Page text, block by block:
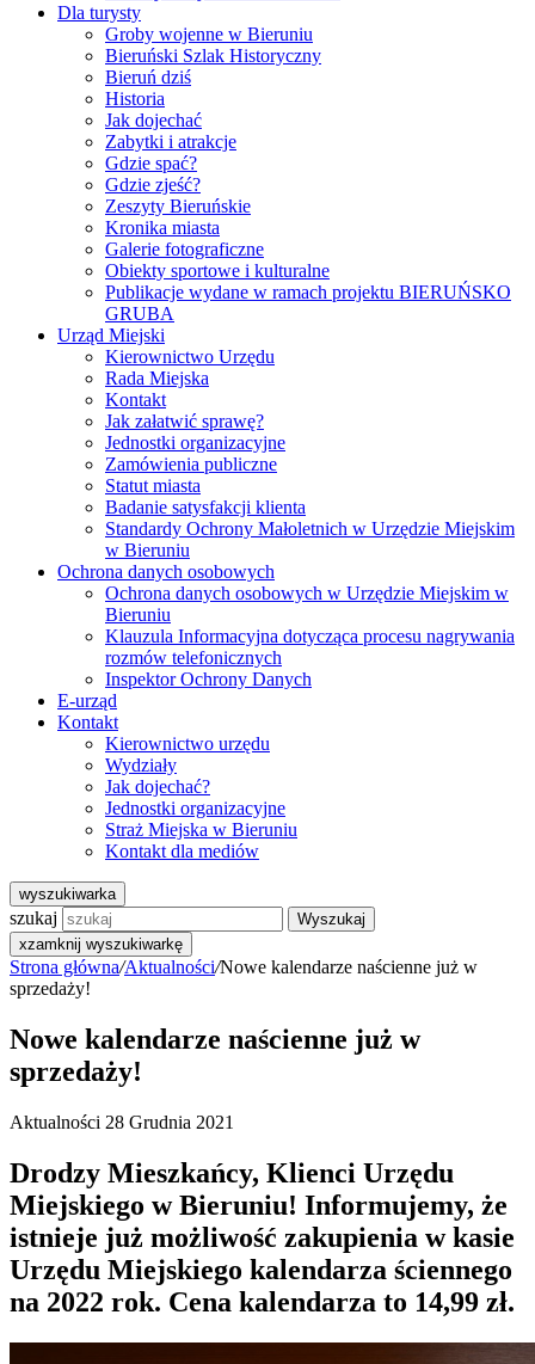
Dla turysty
Groby wojenne w Bieruniu
Bieruński Szlak Historyczny
Bieruń dziś
Historia
Jak dojechać
Zabytki i atrakcje
Gdzie spać?
Gdzie zjeść?
Zeszyty Bieruńskie
Kronika miasta
Galerie fotograficzne
Obiekty sportowe i kulturalne
Publikacje wydane w ramach projektu BIERUŃSKO
GRUBA
Urząd Miejski
Kierownictwo Urzędu
Rada Miejska
Kontakt
Jak załatwić sprawę?
Jednostki organizacyjne
Zamówienia publiczne
Statut miasta
Badanie satysfakcji klienta
Standardy Ochrony Małoletnich w Urzędzie Miejskim
w Bieruniu
Ochrona danych osobowych
Ochrona danych osobowych w Urzędzie Miejskim w
Bieruniu
Klauzula Informacyjna dotycząca procesu nagrywania
rozmów telefonicznych
Inspektor Ochrony Danych
E-urząd
Kontakt
Kierownictwo urzędu
Wydziały
Jak dojechać?
Jednostki organizacyjne
Straż Miejska w Bieruniu
Kontakt dla mediów
wyszukiwarka
szukaj
Wyszukaj
xzamknij wyszukiwarkę
Strona główna/Aktualności/Nowe kalendarze naścienne już w
sprzedaży!
Nowe kalendarze naścienne już w
sprzedaży!
Aktualności 28 Grudnia 2021
Drodzy Mieszkańcy, Klienci Urzędu
Miejskiego w Bieruniu! Informujemy, że
istnieje już możliwość zakupienia w kasie
Urzędu Miejskiego kalendarza ściennego
na 2022 rok. Cena kalendarza to 14,99 zł.